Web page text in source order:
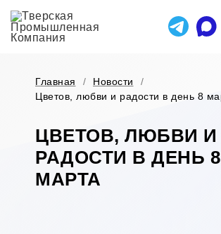
Главная / Новости
/
Цветов, любви и радости в день 8
ЦВЕТОВ, ЛЮБВИ И
РАДОСТИ В ДЕНЬ 8
МАРТА